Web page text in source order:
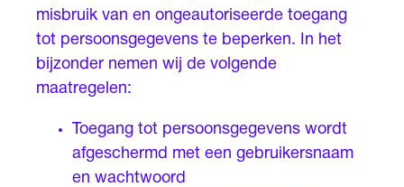
misbruik van en ongeautoriseerde toegang
tot persoonsgegevens te beperken. In het
bijzonder nemen wij de volgende
maatregelen:
Toegang tot persoonsgegevens wordt
afgeschermd met een gebruikersnaam
en wachtwoord